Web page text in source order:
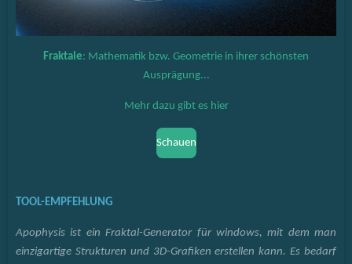
Fraktale: Mathematik bzw. Geometrie in ihrer schönsten
Ausprägung...
Mehr dazu gibt es hier
Schauen
TOOL-EMPFEHLUNG
Apophysis ist ein Fraktal-Generator für windows, mit dem man
einzigartige Strukturen und 3D-Grafiken erstellen kann. Es bedarf